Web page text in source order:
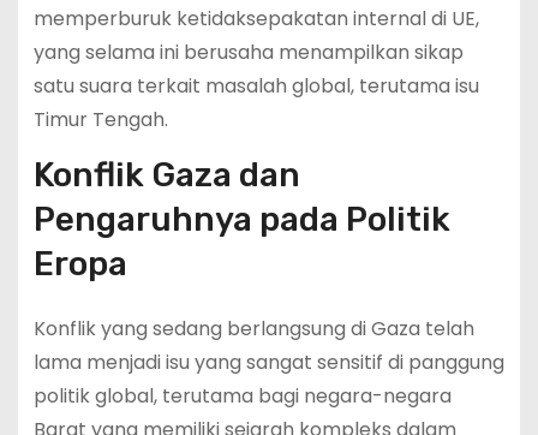
memperburuk ketidaksepakatan internal di UE,
yang selama ini berusaha menampilkan sikap
satu suara terkait masalah global, terutama isu
Timur Tengah.
Konflik Gaza dan
Pengaruhnya pada Politik
Eropa
Konflik yang sedang berlangsung di Gaza telah
lama menjadi isu yang sangat sensitif di panggung
politik global, terutama bagi negara-negara
Barat yang memiliki sejarah kompleks dalam